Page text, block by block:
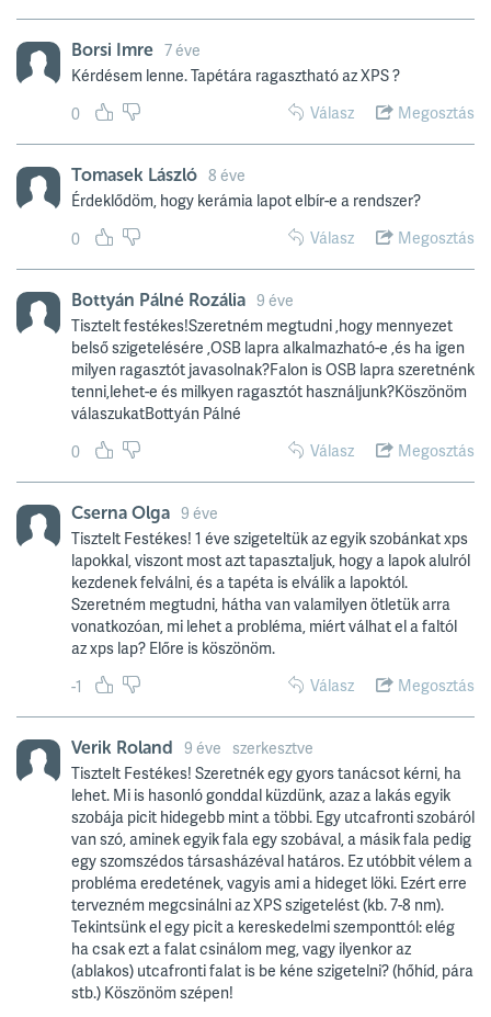
Borsi Imre 7 éve
Kérdésem lenne. Tapétára ragasztható az XPS ?
0
Válasz Megosztás
Tomasek László 8 éve
Érdeklődöm, hogy kerámia lapot elbír-e a rendszer?
0
Válasz Megosztás
Bottyán Pálné Rozália 9 éve
Tisztelt festékes!Szeretném megtudni ,hogy mennyezet
belső szigetelésére ,OSB lapra alkalmazható-e ,és ha igen
milyen ragasztót javasolnak?Falon is OSB lapra szeretnénk
tenni,lehet-e és milkyen ragasztót használjunk?Köszönöm
válaszukatBottyán Pálné
0
Válasz Megosztás
Cserna Olga 9 éve
Tisztelt Festékes! 1 éve szigeteltük az egyik szobánkat xps
lapokkal, viszont most azt tapasztaljuk, hogy a lapok alulról
kezdenek felválni, és a tapéta is elválik a lapoktól.
Szeretném megtudni, hátha van valamilyen ötletük arra
vonatkozóan, mi lehet a probléma, miért válhat el a faltól
az xps lap? Előre is köszönöm.
-1
Válasz Megosztás
Verik Roland 9 éve szerkesztve
Tisztelt Festékes! Szeretnék egy gyors tanácsot kérni, ha
lehet. Mi is hasonló gonddal küzdünk, azaz a lakás egyik
szobája picit hidegebb mint a többi. Egy utcafronti szobáról
van szó, aminek egyik fala egy szobával, a másik fala pedig
egy szomszédos társasházéval határos. Ez utóbbit vélem a
probléma eredetének, vagyis ami a hideget löki. Ezért erre
tervezném megcsinálni az XPS szigetelést (kb. 7-8 nm).
Tekintsünk el egy picit a kereskedelmi szemponttól: elég
ha csak ezt a falat csinálom meg, vagy ilyenkor az
(ablakos) utcafronti falat is be kéne szigetelni? (hőhíd, pára
stb.) Köszönöm szépen!